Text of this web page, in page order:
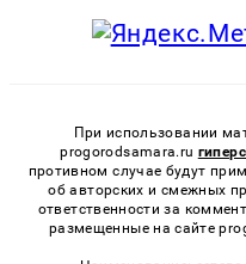
При использовании
progorodsamara.ru
противном случае будут
об авторских и смежных
ответственности за
размещенные на сайте